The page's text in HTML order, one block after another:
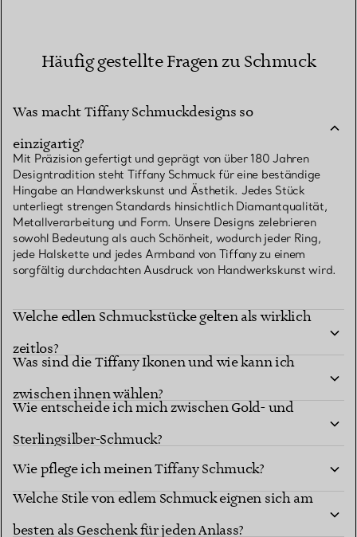
Häufig gestellte Fragen zu Schmuck
Was macht Tiffany Schmuckdesigns so
einzigartig?
Mit Präzision gefertigt und geprägt von über 180 Jahren
Designtradition steht Tiffany Schmuck für eine beständige
Hingabe an Handwerkskunst und Ästhetik. Jedes Stück
unterliegt strengen Standards hinsichtlich Diamantqualität,
Metallverarbeitung und Form. Unsere Designs zelebrieren
sowohl Bedeutung als auch Schönheit, wodurch jeder Ring,
jede Halskette und jedes Armband von Tiffany zu einem
sorgfältig durchdachten Ausdruck von Handwerkskunst wird.
Welche edlen Schmuckstücke gelten als wirklich
zeitlos?
Was sind die Tiffany Ikonen und wie kann ich
zwischen ihnen wählen?
Wie entscheide ich mich zwischen Gold- und
Sterlingsilber-Schmuck?
Wie pflege ich meinen Tiffany Schmuck?
Welche Stile von edlem Schmuck eignen sich am
besten als Geschenk für jeden Anlass?
Wie finde ich die richtige Größe für einen Ring